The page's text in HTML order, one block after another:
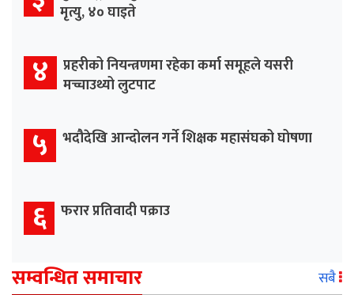
मृत्यु, ४० घाइते
४ प्रहरीको नियन्त्रणमा रहेका कर्मा समूहले यसरी
मच्चाउथ्यो लुटपाट
५ भदौदेखि आन्दोलन गर्ने शिक्षक महासंघको घोषणा
६ फरार प्रतिवादी पक्राउ
सम्वन्धित समाचार सबै